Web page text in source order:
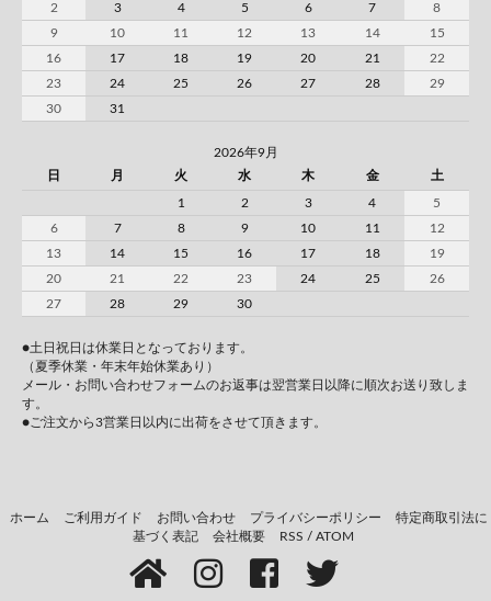
2
3 4 5 6 7
8
9
10 11 12 13 14
15
16
17 18 19 20 21
22
23
24 25 26 27 28
29
30
31
2026年9月
日
月 火 水 木 金 土
1 2 3 4
5
6
7 8 9 10 11
12
13
14 15 16 17 18
19
20
21 22 23 24 25
26
27
28 29 30
●土日祝日は休業日となっております。
（夏季休業・年末年始休業あり）
メール・お問い合わせフォームのお返事は翌営業日以降に順次お送り致しま
す。
●ご注文から3営業日以内に出荷をさせて頂きます。
ホーム ご利用ガイド お問い合わせ プライバシーポリシー
特定商取引法に
基づく表記
会社概要 RSS / ATOM